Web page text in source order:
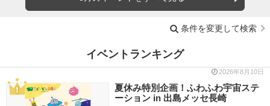
条件を変更して検索
イベントランキング
2026年8月10日
夏休み特別企画！ふわふわ宇宙ステ
ーション in 出島メッセ長崎